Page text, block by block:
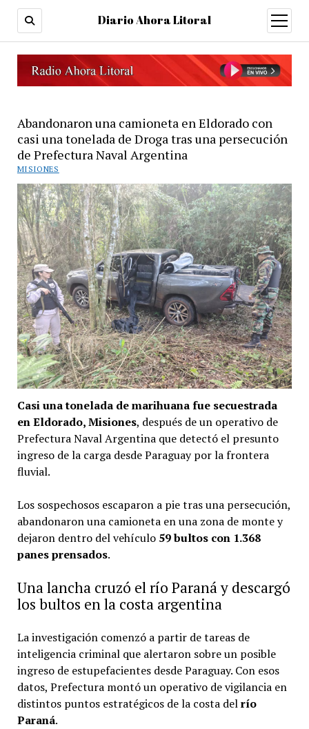
Diario Ahora Litoral
open
menu
Abandonaron una camioneta en Eldorado con
casi una tonelada de Droga tras una persecución
de Prefectura Naval Argentina
MISIONES
Casi una tonelada de marihuana fue secuestrada
en Eldorado, Misiones, después de un operativo de
Prefectura Naval Argentina que detectó el presunto
ingreso de la carga desde Paraguay por la frontera
fluvial.
Los sospechosos escaparon a pie tras una persecución,
abandonaron una camioneta en una zona de monte y
dejaron dentro del vehículo 59 bultos con 1.368
panes prensados.
Una lancha cruzó el río Paraná y descargó
los bultos en la costa argentina
La investigación comenzó a partir de tareas de
inteligencia criminal que alertaron sobre un posible
ingreso de estupefacientes desde Paraguay. Con esos
datos, Prefectura montó un operativo de vigilancia en
distintos puntos estratégicos de la costa delrío
Paraná.